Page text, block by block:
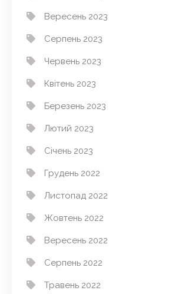
Вересень 2023
Серпень 2023
Червень 2023
Квітень 2023
Березень 2023
Лютий 2023
Січень 2023
Грудень 2022
Листопад 2022
Жовтень 2022
Вересень 2022
Серпень 2022
Травень 2022